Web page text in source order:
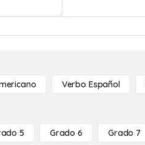
Verbo Español
5 Grado 6 Grado 7